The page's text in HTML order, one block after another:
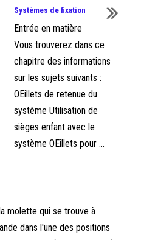
Systèmes de fixation
Entrée en matière
Vous trouverez dans ce
chapitre des informations
sur les sujets suivants :
OEillets de retenue du
système Utilisation de
sièges enfant avec le
système OEillets pour ...
molette qui se trouve à
dans l'une des positions